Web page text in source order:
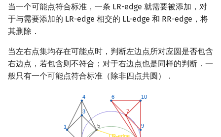
当一个可能点符合标准，一条 LR-edge 就需要被添加，对
于与需要添加的 LR-edge 相交的 LL-edge 和 RR-edge，将
其删除．
当左右点集均存在可能点时，判断左边点所对应圆是否包含
右边点，若包含则不符合；对于右边点也是同样的判断．一
般只有一个可能点符合标准（除非四点共圆）．